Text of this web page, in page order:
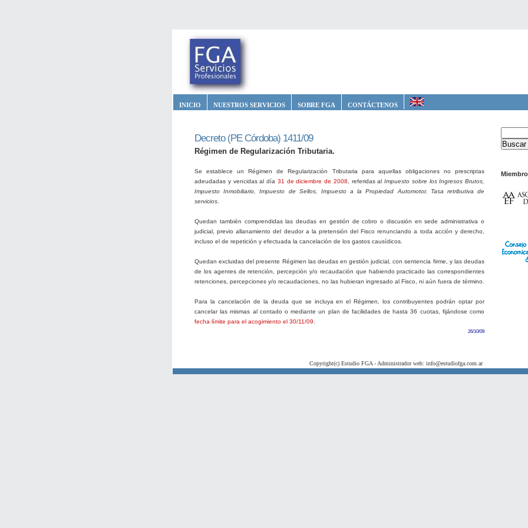
INICIO NUESTROS SERVICIOS SOBRE FGA CONTÁCTENOS
Decreto (PE Córdoba) 1411/09
Régimen de Regularización Tributaria.
Se establece un Régimen de Regularización Tributaria para aquellas obligaciones no prescriptas
adeudadas y vencidas al día 31 de diciembre de 2008 , referidas al Impuesto sobre los Ingresos Brutos,
Impuesto Inmobiliario, Impuesto de Sellos, Impuesto a la Propiedad Automotor, Tasa retributiva de
servicios
Quedan también comprendidas las deudas en gestión de cobro o discusión en sede administrativa o
judicial, previo allanamiento del deudor a la pretensión del Fisco renunciando a toda acción y derecho,
incluso el de repetición y efectuada la cancelación de los gastos causídicos.
Quedan excluidas del presente Régimen las deudas en gestión judicial, con sentencia firme, y las deudas
de los agentes de retención, percepción y/o recaudación que habiendo practicado las correspondientes
retenciones, percepciones y/o recaudaciones, no las hubieran ingresado al Fisco, ni aún fuera de término.
Para la cancelación de la deuda que se incluya en el Régimen, los contribuyentes podrán optar por
cancelar las mismas al contado o mediante un plan de facilidades de hasta 36 cuotas, fijándose como
fecha límite para el acogimiento el 30/11/09
26/10/09
Copyright(c) Estudio FGA - Administrador web: info@estudiofga.com.ar